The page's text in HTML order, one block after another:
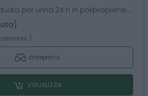
per urina 24 h in polipropilene....
)
anteprima
VISUALIZZA